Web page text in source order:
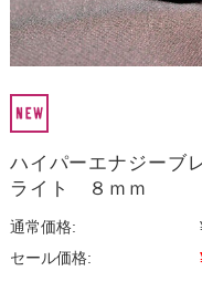
ハイパーエナジーブ
ライト ８ｍｍ
通常価格:
セール価格: